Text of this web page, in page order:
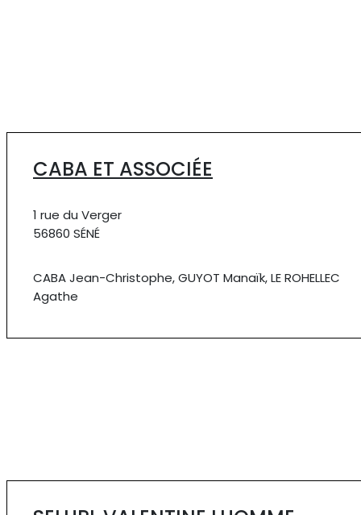
CABA ET ASSOCIÉE
1 rue du Verger
56860 SÉNÉ
CABA Jean-Christophe, GUYOT Manaïk, LE ROHELLEC
Agathe